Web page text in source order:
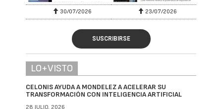
30/07/2026 23/07/2026
SUSCRIBIRSE
LO+VISTO
CELONIS AYUDA A MONDELEZ A ACELERAR SU
TRANSFORMACIÓN CON INTELIGENCIA ARTIFICIAL
28 JULIO, 2026